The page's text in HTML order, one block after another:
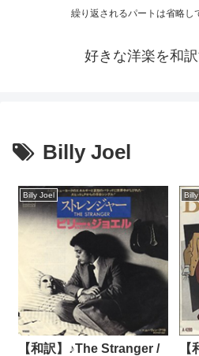
繰り返されるパートは省略し
好きな洋楽を和
Billy Joel
Billy Joel
【和訳】♪The Stranger /